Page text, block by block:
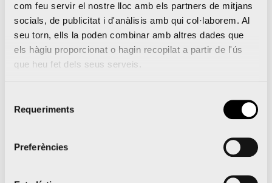
com feu servir el nostre lloc amb els partners de mitjans
socials, de publicitat i d'anàlisis amb qui col·laborem. Al
seu torn, ells la poden combinar amb altres dades que
els hàgiu proporcionat o hagin recopilat a partir de l'ús
que heu fet dels seus serveis.
Requeriments
Preferències
data de celebració de la prova, les mesures o
recomanacions de les autoritats sanitàries
impedixen que la carrera se celebre amb el
nombre de corredors inscrits en eixe moment,
inscrits i els guanyadors seran els quí podran
diners a aquells que no hagen resultat